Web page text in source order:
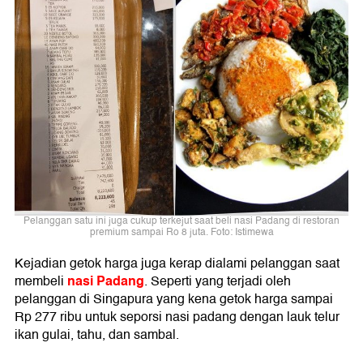
Pelanggan satu ini juga cukup terkejut saat beli nasi Padang di restoran
premium sampai Ro 8 juta. Foto: Istimewa
Kejadian getok harga juga kerap dialami pelanggan saat
membeli nasi Padang. Seperti yang terjadi oleh
pelanggan di Singapura yang kena getok harga sampai
Rp 277 ribu untuk seporsi nasi padang dengan lauk telur
ikan gulai, tahu, dan sambal.